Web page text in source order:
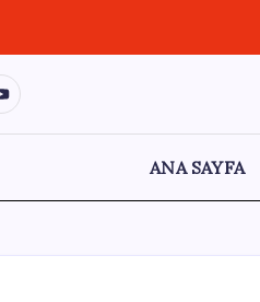
youtube.com/
ANA SAYFA